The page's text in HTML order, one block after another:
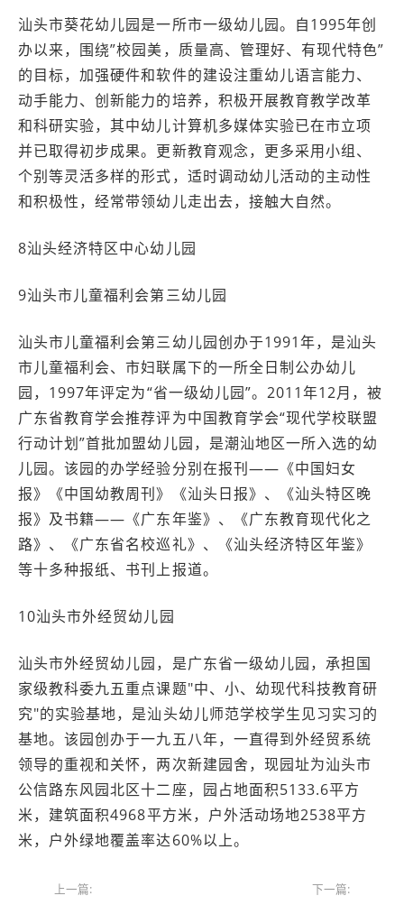
汕头市葵花幼儿园是一所市一级幼儿园。自1995年创
办以来，围绕”校园美，质量高、管理好、有现代特色”
的目标，加强硬件和软件的建设注重幼儿语言能力、
动手能力、创新能力的培养，积极开展教育教学改革
和科研实验，其中幼儿计算机多媒体实验已在市立项
并已取得初步成果。更新教育观念，更多采用小组、
个别等灵活多样的形式，适时调动幼儿活动的主动性
和积极性，经常带领幼儿走出去，接触大自然。
8汕头经济特区中心幼儿园
9汕头市儿童福利会第三幼儿园
汕头市儿童福利会第三幼儿园创办于1991年，是汕头
市儿童福利会、市妇联属下的一所全日制公办幼儿
园，1997年评定为“省一级幼儿园”。2011年12月，被
广东省教育学会推荐评为中国教育学会“现代学校联盟
行动计划”首批加盟幼儿园，是潮汕地区一所入选的幼
儿园。该园的办学经验分别在报刊——《中国妇女
报》《中国幼教周刊》《汕头日报》、《汕头特区晚
报》及书籍——《广东年鉴》、《广东教育现代化之
路》、《广东省名校巡礼》、《汕头经济特区年鉴》
等十多种报纸、书刊上报道。
10汕头市外经贸幼儿园
汕头市外经贸幼儿园，是广东省一级幼儿园，承担国
家级教科委九五重点课题"中、小、幼现代科技教育研
究"的实验基地，是汕头幼儿师范学校学生见习实习的
基地。该园创办于一九五八年，一直得到外经贸系统
领导的重视和关怀，两次新建园舍，现园址为汕头市
公信路东风园北区十二座，园占地面积5133.6平方
米，建筑面积4968平方米，户外活动场地2538平方
米，户外绿地覆盖率达60%以上。
上一篇: 下一篇: